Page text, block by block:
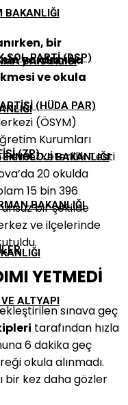
SOL PARTI (DSP)
(HÜDA PAR)
(ZP)
BAKANLIĞI
BAKANLIĞI
BAKANLIĞI
BAKANLIĞI
ALTYAPI
bir
yardımına
ve okula
(ÖSYM)
Kurumları
Temel Yeterlilik Testi
20 okulda
15 bin 396
bir şekilde
ve ilçelerinde
YETMEDİ
sınava geç
tarafından hızla
6 dakika geç
okula alınmadı.
bir kez daha gözler